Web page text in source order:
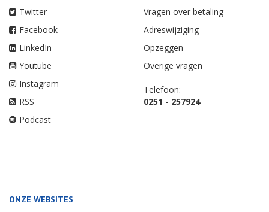
Twitter
Facebook
LinkedIn
Youtube
Instagram
RSS
Podcast
Vragen over betaling
Adreswijziging
Opzeggen
Overige vragen
Telefoon:
0251 - 257924
ONZE WEBSITES